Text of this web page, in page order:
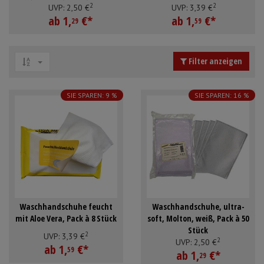
Schürzen
Mundpflege & Mundhygiene
Stück
UVP: 2,50 €2
ab 1,29 €*
UVP: 3,39 €2
ab 1,59 €*
Filter anzeigen
Waschhandschuhe feucht
mit Aloe Vera, Pack à 8 Stück
UVP: 3,39 €2
ab 1,59 €*
SIE SPAREN: 9 %
Waschhandschuhe, ultra-
soft, Molton, weiß, Pack à 50
Stück
UVP: 2,50 €2
ab 1,29 €*
SIE SPAREN: 16 %